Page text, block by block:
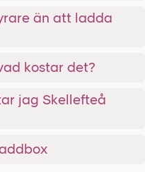
än att ladda
kostar det?
jag Skellefteå